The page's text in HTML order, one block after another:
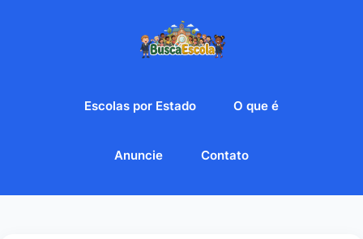
Escolas por Estado O que é
Anuncie Contato